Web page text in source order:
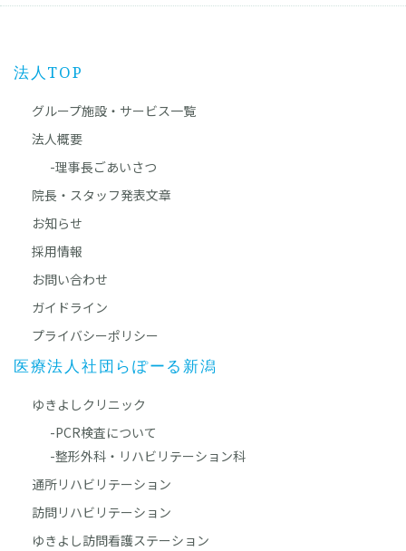
法人TOP
グループ施設・サービス一覧
法人概要
-理事長ごあいさつ
院長・スタッフ発表文章
お知らせ
採用情報
お問い合わせ
ガイドライン
プライバシーポリシー
医療法人社団らぽーる新潟
ゆきよしクリニック
-PCR検査について
-整形外科・リハビリテーション科
通所リハビリテーション
訪問リハビリテーション
ゆきよし訪問看護ステーション